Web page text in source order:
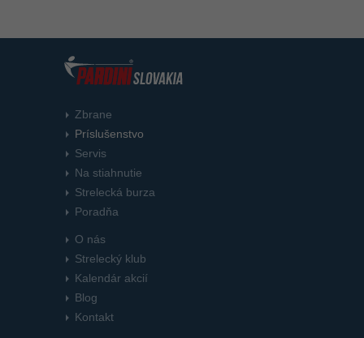
Zbrane
Príslušenstvo
Servis
Na stiahnutie
Strelecká burza
Poradňa
O nás
Strelecký klub
Kalendár akcií
Blog
Kontakt